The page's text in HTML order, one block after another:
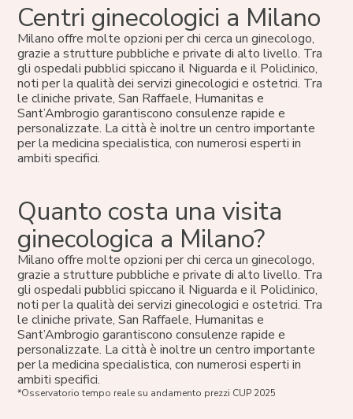
Centri ginecologici a Milano
Milano offre molte opzioni per chi cerca un ginecologo,
grazie a strutture pubbliche e private di alto livello. Tra
gli ospedali pubblici spiccano il Niguarda e il Policlinico,
noti per la qualità dei servizi ginecologici e ostetrici. Tra
le cliniche private, San Raffaele, Humanitas e
Sant’Ambrogio garantiscono consulenze rapide e
personalizzate. La città è inoltre un centro importante
per la medicina specialistica, con numerosi esperti in
ambiti specifici.
Quanto costa una visita
ginecologica a Milano?
Milano offre molte opzioni per chi cerca un ginecologo,
grazie a strutture pubbliche e private di alto livello. Tra
gli ospedali pubblici spiccano il Niguarda e il Policlinico,
noti per la qualità dei servizi ginecologici e ostetrici. Tra
le cliniche private, San Raffaele, Humanitas e
Sant’Ambrogio garantiscono consulenze rapide e
personalizzate. La città è inoltre un centro importante
per la medicina specialistica, con numerosi esperti in
ambiti specifici.
*Osservatorio tempo reale su andamento prezzi CUP 2025